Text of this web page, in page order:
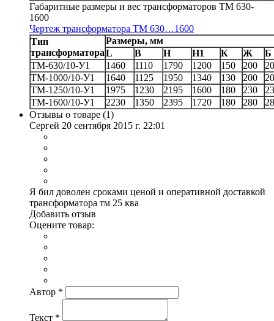
Габаритные размеры и вес трансформаторов ТМ 630-
1600
Чертеж трансформатора ТМ 630…1600
Тип
трансформатора
Размеры, мм
L
B H H1 К Ж
Б
ТМ-630/10-У1
1460 1110 1790 1200 150 200
ТМ-1000/10-У1
1640 1125 1950 1340 130 200
ТМ-1250/10-У1
1975 1230 2195 1600 180 230
ТМ-1600/10-У1
2230 1350 2395 1720 180 280
Отзывы о товаре (1)
Сергей 20 сентября 2015 г. 22:01
Я бил доволен сроками ценой и оперативной доставкой
трансформатора тм 25 ква
Добавить отзыв
Оцените товар:
Автор *
Текст *